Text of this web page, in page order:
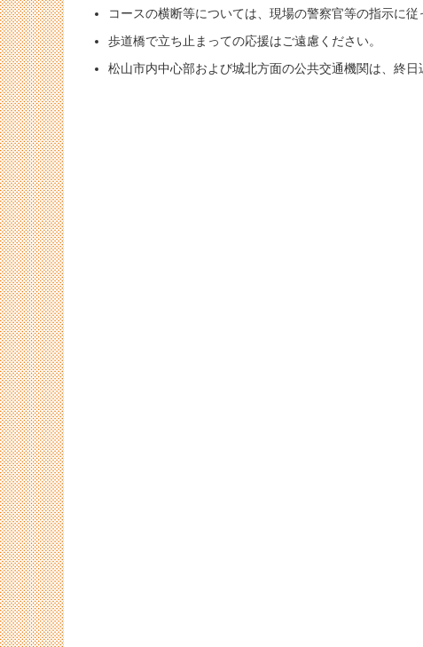
コースの横断等については、現場の警察官等の指示に従
歩道橋で立ち止まっての応援はご遠慮ください。
松山市内中心部および城北方面の公共交通機関は、終